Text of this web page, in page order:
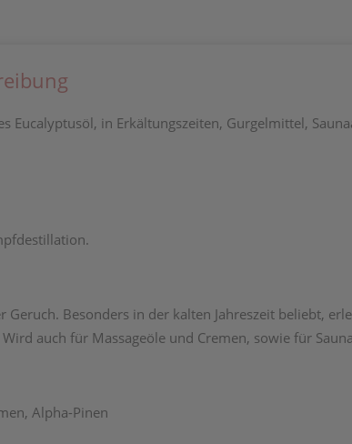
Eucalyptusöl, in Erkältungszeiten, Gurgelmittel,
Geruch. Besonders in der kalten Jahreszeit beliebt,
auch für Massageöle und Cremen, sowie für
Alpha-Pinen